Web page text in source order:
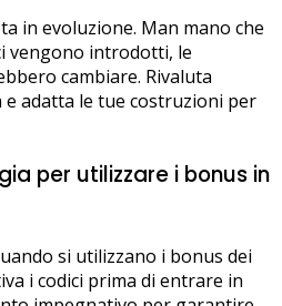
in evoluzione. Man mano che
vengono introdotti, le
cambiare. Rivaluta
adatta le tue costruzioni per
per utilizzare i bonus in
si utilizzano i bonus dei
i codici prima di entrare in